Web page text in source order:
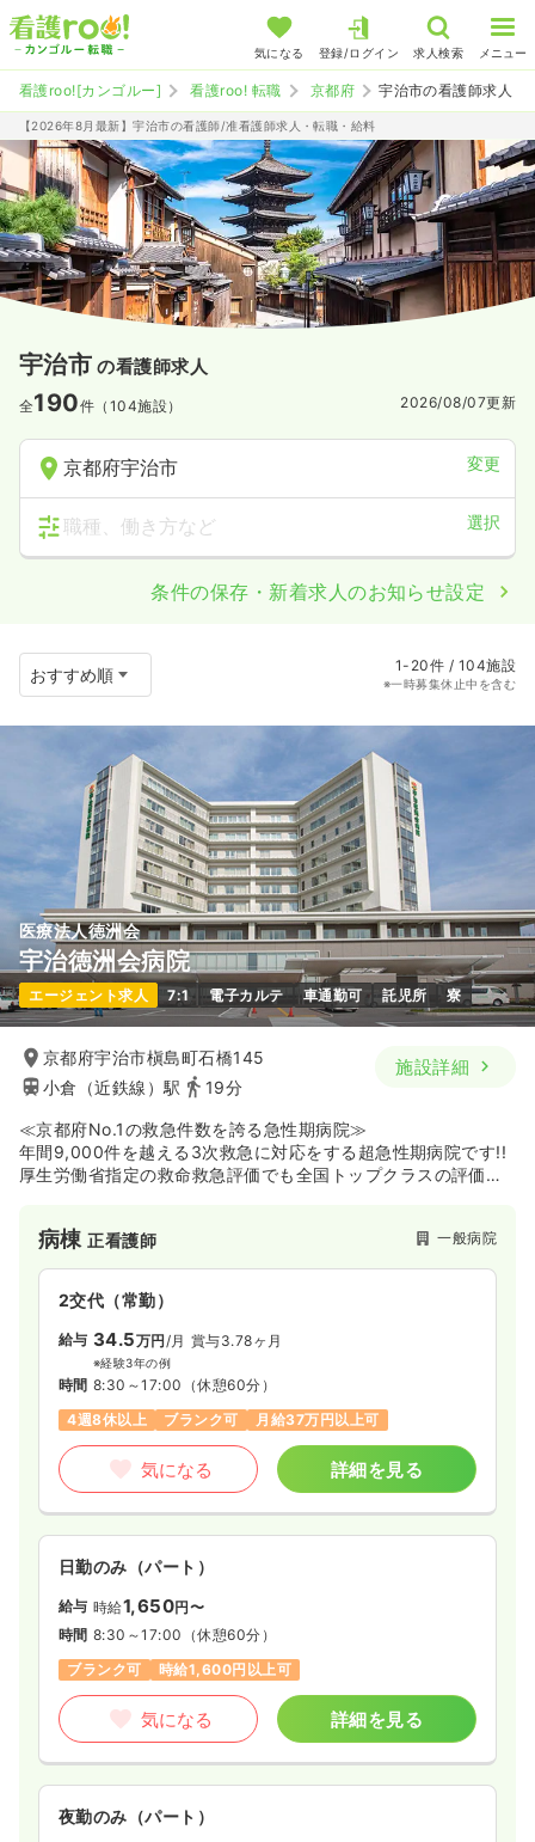
気になる 登録/ログイン 求人検索 メニュー
看護roo![カンゴルー] 看護roo! 転職 京都府 宇治市の看護師求人
【2026年8月最新】宇治市の看護師/准看護師求人・転職・給料
宇治市 の看護師求人
全190件（104施設） 2026/08/07更新
京都府宇治市 変更
職種、働き方など 選択
条件の保存・新着求人のお知らせ設定
1-20件 / 104施設
※一時募集休止中を含む
医療法人徳洲会
宇治徳洲会病院
エージェント求人 7:1 電子カルテ 車通勤可 託児所 寮
京都府宇治市槇島町石橋145
小倉（近鉄線）駅
19分
施設詳細
≪京都府No.1の救急件数を誇る急性期病院≫
年間9,000件を越える3次救急に対応をする超急性期病院です!!
厚生労働省指定の救命救急評価でも全国トップクラスの評価を
症例をたくさん見たい、救命救急を学びたい方は必見です。ま
た移転した際に、回復期リハビリテーション病棟、緩和ケア病
棟、介護老人保健施設、特別養護老人ホームが加わり、急性期
だけではなく、回復期、慢性期、在宅医療など総合的に携わる
ことの出来る病院です。
病棟正看護師 一般病院
2交代（常勤）
給与 34.5万円 /月 賞与3.78ヶ月
※経験3年の例
時間 8:30～17:00 （休憩60分）
4週8休以上
ブランク可 月給37万円以上可
気になる 詳細を見る
日勤のみ（パート）
給与 時給1,650円〜
時間 8:30～17:00 （休憩60分）
ブランク可
時給1,600円以上可
気になる 詳細を見る
夜勤のみ（パート）